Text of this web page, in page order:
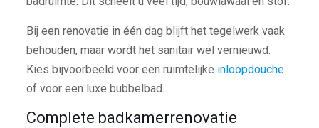
Bij een renovatie in één dag blijft het tegelwerk vaak
behouden, maar wordt het sanitair wel vernieuwd.
Kies bijvoorbeeld voor een ruimtelijke inloopdouche
of voor een luxe bubbelbad.
Complete badkamerrenovatie